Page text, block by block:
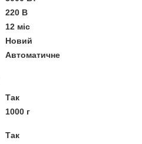
220 В
12 міс
Новий
Автоматичне
Так
1000 г
Так